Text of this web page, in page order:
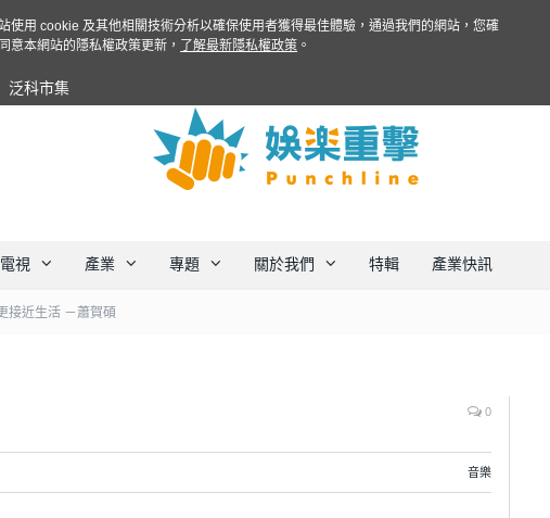
泛科市集
電視 產業 專題 關於我們 特輯 產業快訊
接近生活 －蕭賀碩
0
音樂
使用 cookie 及其他相關技術分析以確保使用者獲得最佳體驗，通過我們的網站，您確
意本網站的隱私權政策更新，
了解最新隱私權政策 。